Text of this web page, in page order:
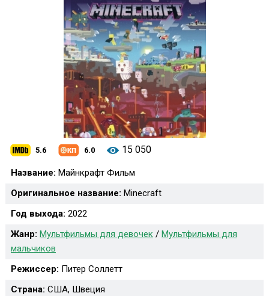
5.6 6.0 15 050
Название: Майнкрафт Фильм
Оригинальное название: Minecraft
Год выхода: 2022
Жанр: Мультфильмы для девочек / Мультфильмы для
мальчиков
Режиссер: Питер Соллетт
Страна: США, Швеция